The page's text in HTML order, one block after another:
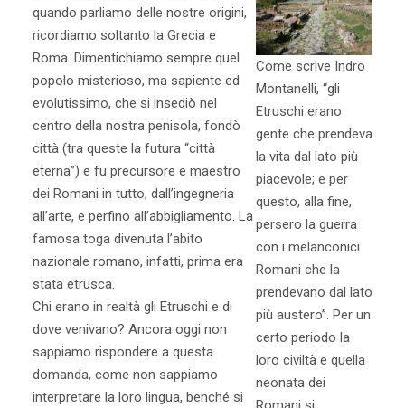
quando parliamo delle nostre origini,
ricordiamo soltanto la Grecia e
Roma. Dimentichiamo sempre quel
popolo misterioso, ma sapiente ed
evolutissimo, che si insediò nel
centro della nostra penisola, fondò
città (tra queste la futura “città
eterna”) e fu precursore e maestro
dei Romani in tutto, dall’ingegneria
all’arte, e perfino all’abbigliamento. La
famosa toga divenuta l’abito
nazionale romano, infatti, prima era
stata etrusca.
Chi erano in realtà gli Etruschi e di
dove venivano? Ancora oggi non
sappiamo rispondere a questa
domanda, come non sappiamo
interpretare la loro lingua, benché si
Come scrive Indro
Montanelli, “gli
Etruschi erano
gente che prendeva
la vita dal lato più
piacevole; e per
questo, alla fine,
persero la guerra
con i melanconici
Romani che la
prendevano dal lato
più austero”. Per un
certo periodo la
loro civiltà e quella
neonata dei